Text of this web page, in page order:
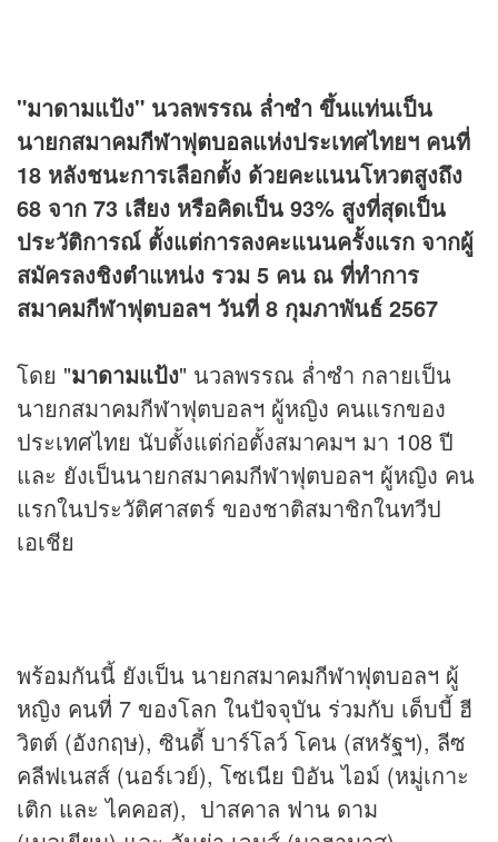
"มาดามแป้ง" นวลพรรณ ล่ำซำ ขึ้นแท่นเป็น
นายกสมาคมกีฬาฟุตบอลแห่งประเทศไทยฯ คนที่
18 หลังชนะการเลือกตั้ง ด้วยคะแนนโหวตสูงถึง
68 จาก 73 เสียง หรือคิดเป็น 93% สูงที่สุดเป็น
ประวัติการณ์ ตั้งแต่การลงคะแนนครั้งแรก จากผู้
สมัครลงชิงตำแหน่ง รวม 5 คน ณ ที่ทำการ
สมาคมกีฬาฟุตบอลฯ วันที่ 8 กุมภาพันธ์ 2567
โดย "มาดามแป้ง" นวลพรรณ ล่ำซำ กลายเป็น
นายกสมาคมกีฬาฟุตบอลฯ ผู้หญิง คนแรกของ
ประเทศไทย นับตั้งแต่ก่อตั้งสมาคมฯ มา 108 ปี
และ ยังเป็นนายกสมาคมกีฬาฟุตบอลฯ ผู้หญิง คน
แรกในประวัติศาสตร์ ของชาติสมาชิกในทวีป
เอเชีย
พร้อมกันนี้ ยังเป็น นายกสมาคมกีฬาฟุตบอลฯ ผู้
หญิง คนที่ 7 ของโลก ในปัจจุบัน ร่วมกับ เด็บบี้ ฮี
วิตต์ (อังกฤษ), ซินดี้ บาร์โลว์ โคน (สหรัฐฯ), ลีซ
คลีฟเนสส์ (นอร์เวย์), โซเนีย บิอัน ไอม์ (หมู่เกาะ
เติก และ ไคคอส), ปาสคาล ฟาน ดาม